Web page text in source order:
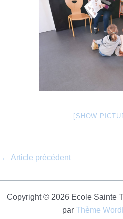
[SHOW
← Article précédent
Copyright © 2026 Ecole Sainte
par Thème